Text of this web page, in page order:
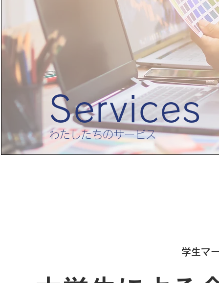
​わたしたちのサービス
​Services
学生マ